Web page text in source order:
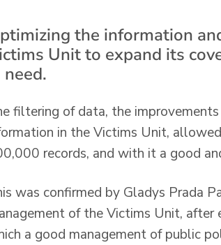
the information
Unit to expand its
need.
filtering of data, the
in the Victims Unit,
records, and with it a good
was confirmed by Gladys Prada
of the Victims Unit,
a good management of public